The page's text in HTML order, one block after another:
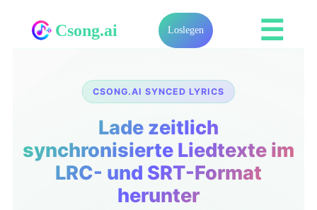
Csong.ai Loslegen ☰
CSONG.AI SYNCED LYRICS
Lade zeitlich
synchronisierte Liedtexte im
LRC- und SRT-Format
herunter